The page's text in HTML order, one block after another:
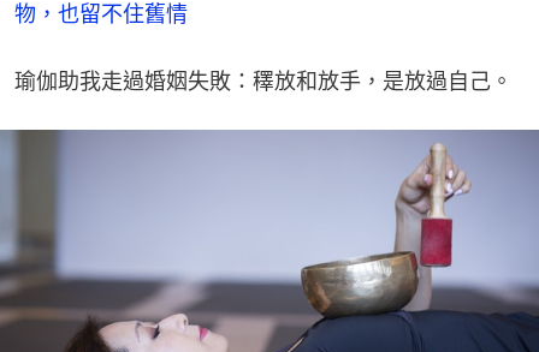
物，也留不住舊情
瑜伽助我走過婚姻失敗：䆁放和放手，是放過自己。